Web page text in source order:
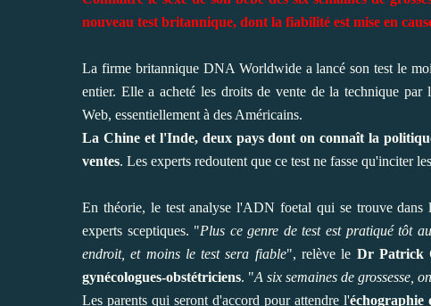
nouveau test britannique, dont la fiabilité est mise en
La firme britannique DNA Worldwide a lancé son test le
entier. Elle a acheté les droits de vente de la technique
Web, essentiellement à des Américains.
La Chine et l'Inde, deux pays dont on connaît la
ventes. Les experts redoutent que ce test ne fasse qu'inciter
En théorie, le test analyse l'ADN foetal qui se trouve dans
experts sceptiques. "Plus ce genre de test est pratiqué tôt
endroit, et moins le test sera fiable", relève le Dr Patrick
gynécologues-obstétriciens. "A six semaines de grossesse,
Les parents qui seront d'accord pour attendre l'échographie